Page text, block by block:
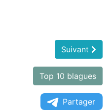
Suivant
Top 10 blagues
Partager